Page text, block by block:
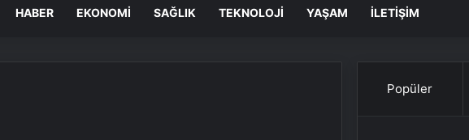
HABER EKONOMI SAĞLIK TEKNOLOJI YAŞAM İLETIŞIM
Popüler